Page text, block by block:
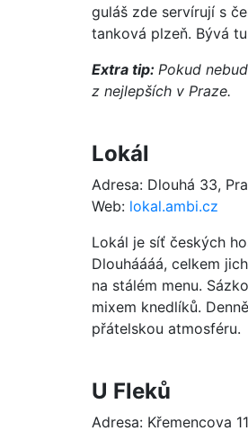
guláš zde servírují s
tanková plzeň. Bývá
Extra tip: Pokud
z nejlepších v Praze.
Lokál
Adresa: Dlouhá 33,
Web: lokal.ambi.cz
Lokál je síť českých
Dlouháááá, celkem
na stálém menu.
mixem knedlíků.
přátelskou atmosféru.
U Fleků
Adresa: Křemencova